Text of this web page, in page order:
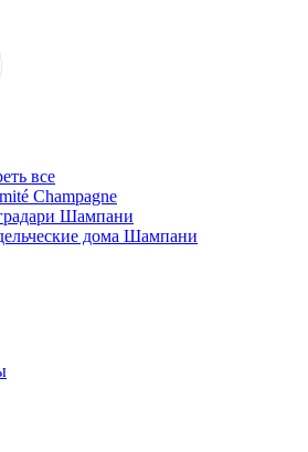
все
Champagne
Шампани
дома Шампани